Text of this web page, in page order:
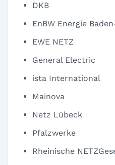
DKB
EnBW Energie
EWE NETZ
General Electric
ista International
Mainova
Netz Lübeck
Pfalzwerke
Rheinische